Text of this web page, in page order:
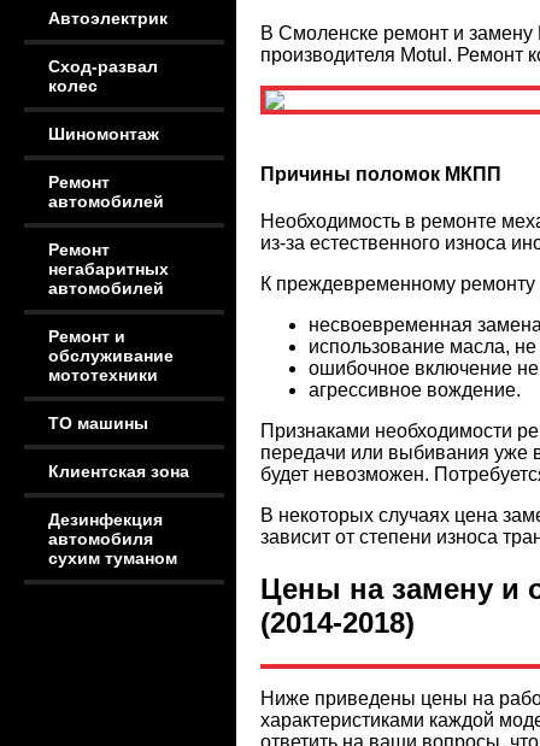
Автоэлектрик
Сход-развал
колес
Шиномонтаж
Ремонт
автомобилей
Ремонт
негабаритных
автомобилей
Ремонт и
обслуживание
мототехники
ТО машины
Клиентская зона
Дезинфекция
автомобиля
сухим туманом
В Смоленске ремонт и
производителя Motul. Ремонт
Причины поломок МКПП
Необходимость в ремонте
из-за естественного износа
К преждевременному
несвоевременная
использование масла,
ошибочное включение
агрессивное вождение.
Признаками необходимости
передачи или выбивания уже
будет невозможен.
В некоторых случаях цена
зависит от степени износа
Цены на замену и
(2014-2018)
Ниже приведены цены на
характеристиками каждой